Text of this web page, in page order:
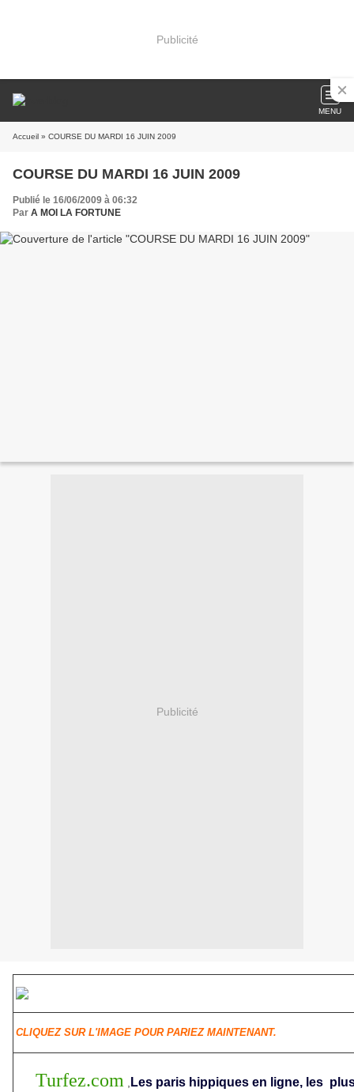
Publicité
MENU
Accueil » COURSE DU MARDI 16 JUIN 2009
COURSE DU MARDI 16 JUIN 2009
Publié le 16/06/2009 à 06:32
Par A MOI LA FORTUNE
Publicité
CLIQUEZ SUR L'IMAGE POUR PARIEZ MAINTENANT.
Turfez.com Les paris hippiques en ligne, les